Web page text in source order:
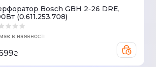
Bosch GBH 2-26 DRE,
(0.611.253.708)
в наявності
₴